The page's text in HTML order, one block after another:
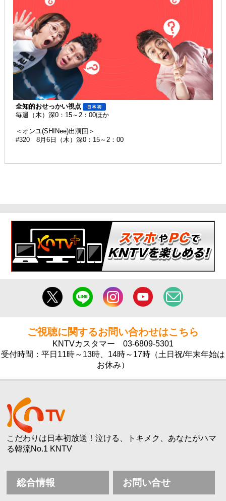
全知的おせっかい視点
毎週（木）深0：15～2：00ほか
＜オンユ(SHINee)出演回＞
#320 8月6日（木）深0：15～2：00
ご視聴に関するお問い合わせはこちら
KNTVカスタマー 03-6809-5301
受付時間：平日11時～13時、14時～17時（土日祝/年末年始は
お休み）
こだわりは日本初放送！泣ける、トキメク、あなたがハマ
る韓流No.1 KNTV
総合情報 お問い合せ